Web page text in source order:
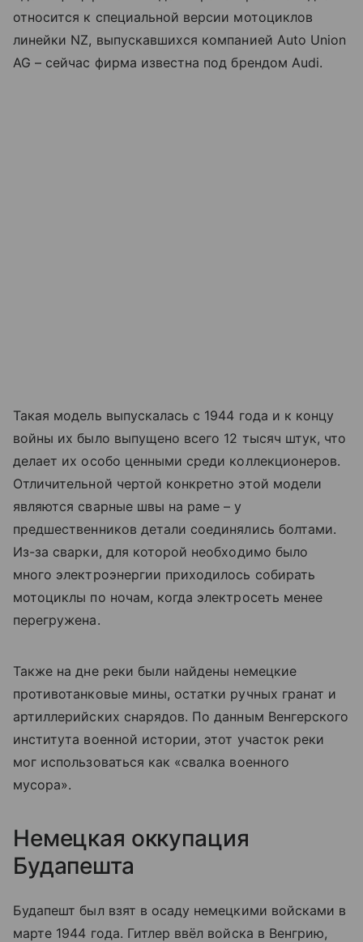
относится к специальной версии мотоциклов
линейки NZ, выпускавшихся компанией Auto Union
AG – сейчас фирма известна под брендом Audi.
Такая модель выпускалась с 1944 года и к концу
войны их было выпущено всего 12 тысяч штук, что
делает их особо ценными среди коллекционеров.
Отличительной чертой конкретно этой модели
являются сварные швы на раме – у
предшественников детали соединялись болтами.
Из-за сварки, для которой необходимо было
много электроэнергии приходилось собирать
мотоциклы по ночам, когда электросеть менее
перегружена.
Также на дне реки были найдены немецкие
противотанковые мины, остатки ручных гранат и
артиллерийских снарядов. По данным Венгерского
института военной истории, этот участок реки
мог использоваться как «свалка военного
мусора».
Немецкая оккупация
Будапешта
Будапешт был взят в осаду немецкими войсками в
марте 1944 года. Гитлер ввёл войска в Венгрию,